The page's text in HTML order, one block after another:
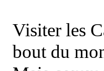
Visiter les
bout du